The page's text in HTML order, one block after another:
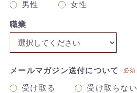
男性 女性
職業
メールマガジン送付について 必須
受け取る 受け取らない